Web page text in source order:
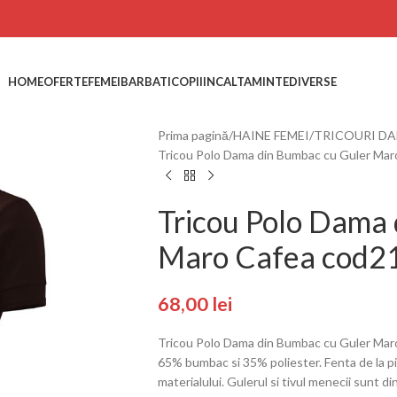
HOMEOFERTEFEMEIBARBATICOPIIINCALTAMINTEDIVERSE
Prima pagină HAINE FEMEI TRICOURI
Tricou Polo Dama din Bumbac cu Guler
Tricou Polo
Maro Cafea
68,00 lei
Tricou Polo Dama din Bumbac cu Guler
65% bumbac si 35% poliester. Fenta de la
materialului. Gulerul si tivul menecii sunt